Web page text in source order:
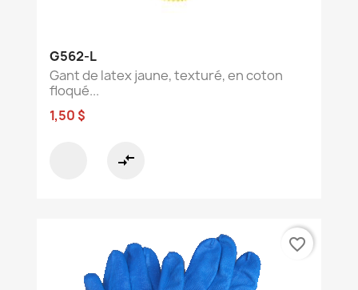
G562-L
Gant de latex jaune, texturé, en coton
floqué...
1,50 $
compare_arrows
favorite_border